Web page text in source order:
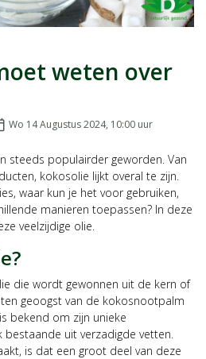
weten over
op:
Wo 14 Augustus 2024, 10:00 uur
steeds populairder geworden. Van
kokosolie lijkt overal te zijn.
waar kun je het voor gebruiken,
manieren toepassen? In deze
veelzijdige olie.
die wordt gewonnen uit de kern of
geoogst van de kokosnootpalm
bekend om zijn unieke
bestaande uit verzadigde vetten.
is dat een groot deel van deze